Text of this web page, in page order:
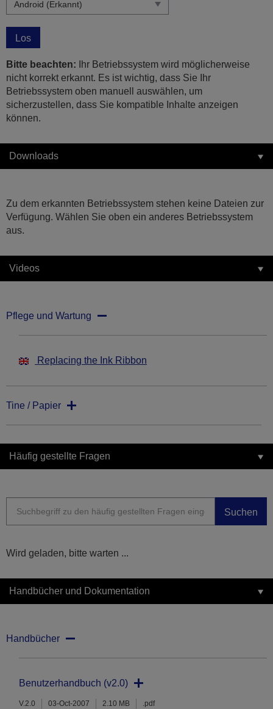
Los
Bitte beachten: Ihr Betriebssystem wird möglicherweise
nicht korrekt erkannt. Es ist wichtig, dass Sie Ihr
Betriebssystem oben manuell auswählen, um
sicherzustellen, dass Sie kompatible Inhalte anzeigen
können.
Downloads
Zu dem erkannten Betriebssystem stehen keine Dateien zur
Verfügung. Wählen Sie oben ein anderes Betriebssystem
aus.
Videos
Pflege und Wartung
Replacing the Ink Ribbon
Tine / Papier
Häufig gestellte Fragen
Suchen
Wird geladen, bitte warten ...
Handbücher und Dokumentation
Handbücher
Benutzerhandbuch (v2.0)
V.2.0 03-Oct-2007 2.10 MB .pdf